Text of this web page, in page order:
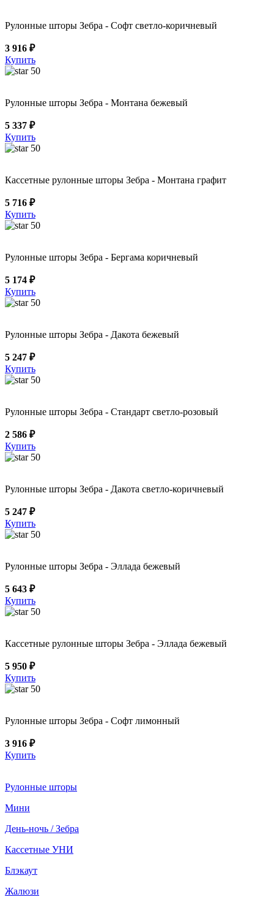
Рулонные шторы Зебра - Софт светло-коричневый
3 916 ₽
Купить
50
Рулонные шторы Зебра - Монтана бежевый
5 337 ₽
Купить
50
Кассетные рулонные шторы Зебра - Монтана графит
5 716 ₽
Купить
50
Рулонные шторы Зебра - Бергама коричневый
5 174 ₽
Купить
50
Рулонные шторы Зебра - Дакота бежевый
5 247 ₽
Купить
50
Рулонные шторы Зебра - Стандарт светло-розовый
2 586 ₽
Купить
50
Рулонные шторы Зебра - Дакота светло-коричневый
5 247 ₽
Купить
50
Рулонные шторы Зебра - Эллада бежевый
5 643 ₽
Купить
50
Кассетные рулонные шторы Зебра - Эллада бежевый
5 950 ₽
Купить
50
Рулонные шторы Зебра - Софт лимонный
3 916 ₽
Купить
Рулонные шторы
Мини
День-ночь / Зебра
Кассетные УНИ
Блэкаут
Жалюзи